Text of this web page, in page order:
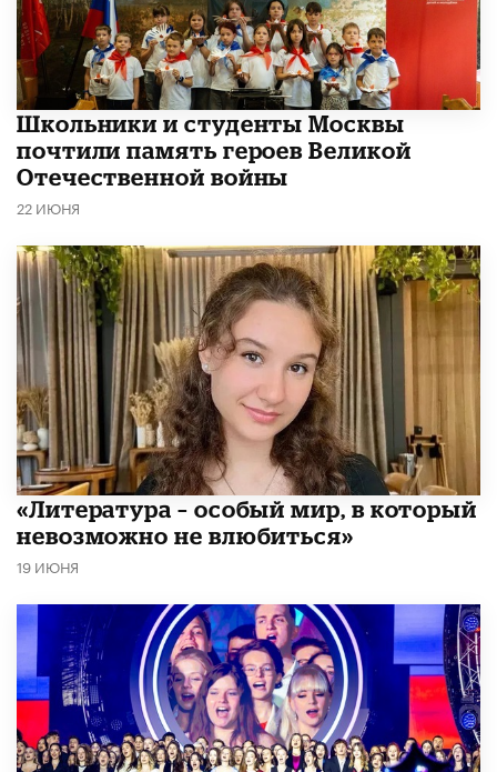
Школьники и студенты Москвы
почтили память героев Великой
Отечественной войны
22 ИЮНЯ
​«Литература – особый мир, в который
невозможно не влюбиться»
19 ИЮНЯ